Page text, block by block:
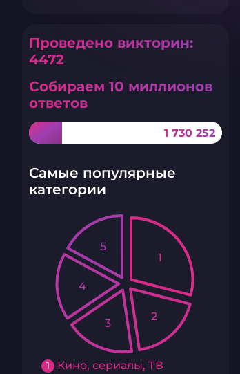
Проведено викторин:
4472
Собираем 10 миллионов
ответов
1 730 252
Самые популярные
категории
1 Кино, сериалы, ТВ
1
2
3
4
5